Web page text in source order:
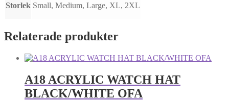
Storlek Small, Medium, Large, XL, 2XL
Relaterade produkter
A18 ACRYLIC WATCH HAT
BLACK/WHITE OFA